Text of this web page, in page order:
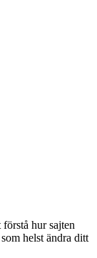
hur sajten
helst ändra ditt